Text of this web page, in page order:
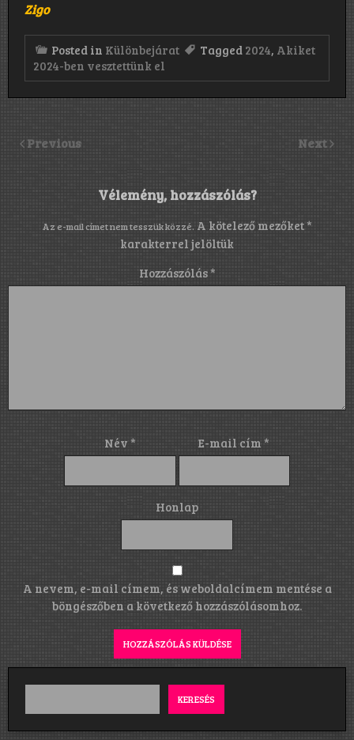
Zigo
Posted in Különbejárat Tagged 2024, Akiket
2024-ben vesztettünk el
Previous Next
Vélemény, hozzászólás?
Az e-mail címet nem tesszük közzé. A kötelező mezőket *
karakterrel jelöltük
Hozzászólás*
Név * E-mail cím*
Honlap
A nevem, e-mail címem, és weboldalcímem mentése a
böngészőben a következő hozzászólásomhoz.
KERESÉS